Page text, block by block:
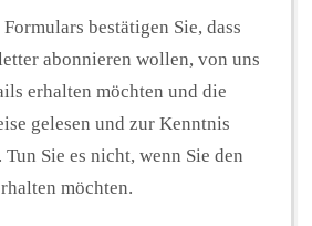
bestätigen Sie, dass
abonnieren wollen, von uns
erhalten möchten und die
gelesen und zur Kenntnis
Tun Sie es nicht, wenn Sie den
möchten.